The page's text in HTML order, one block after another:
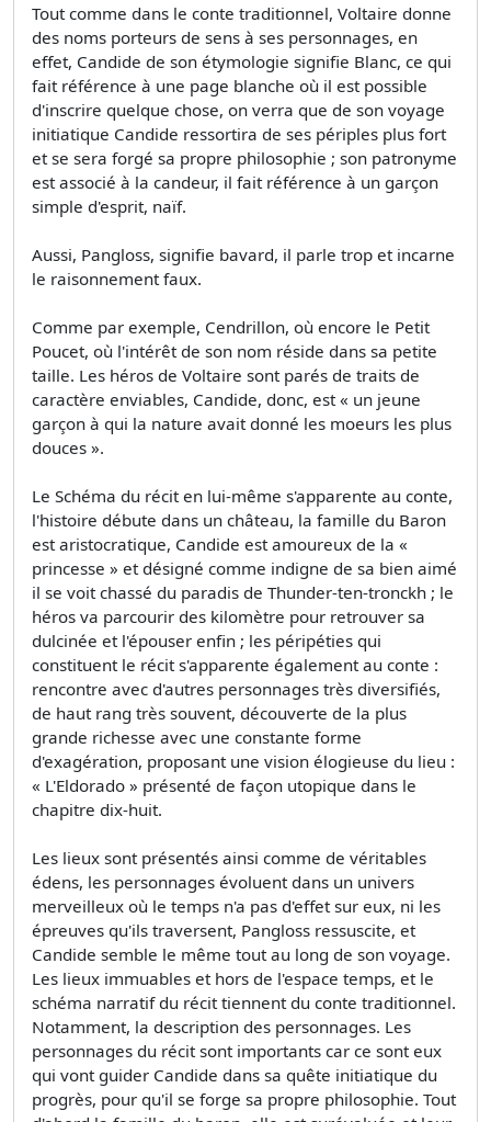
Tout comme dans le conte traditionnel, Voltaire donne
des noms porteurs de sens à ses personnages, en
effet, Candide de son étymologie signifie Blanc, ce qui
fait référence à une page blanche où il est possible
d'inscrire quelque chose, on verra que de son voyage
initiatique Candide ressortira de ses périples plus fort
et se sera forgé sa propre philosophie ; son patronyme
est associé à la candeur, il fait référence à un garçon
simple d'esprit, naïf.
Aussi, Pangloss, signifie bavard, il parle trop et incarne
le raisonnement faux.
Comme par exemple, Cendrillon, où encore le Petit
Poucet, où l'intérêt de son nom réside dans sa petite
taille. Les héros de Voltaire sont parés de traits de
caractère enviables, Candide, donc, est « un jeune
garçon à qui la nature avait donné les moeurs les plus
douces ».
Le Schéma du récit en lui-même s'apparente au conte,
l'histoire débute dans un château, la famille du Baron
est aristocratique, Candide est amoureux de la «
princesse » et désigné comme indigne de sa bien aimé
il se voit chassé du paradis de Thunder-ten-tronckh ; le
héros va parcourir des kilomètre pour retrouver sa
dulcinée et l'épouser enfin ; les péripéties qui
constituent le récit s'apparente également au conte :
rencontre avec d'autres personnages très diversifiés,
de haut rang très souvent, découverte de la plus
grande richesse avec une constante forme
d'exagération, proposant une vision élogieuse du lieu :
« L'Eldorado » présenté de façon utopique dans le
chapitre dix-huit.
Les lieux sont présentés ainsi comme de véritables
édens, les personnages évoluent dans un univers
merveilleux où le temps n'a pas d'effet sur eux, ni les
épreuves qu'ils traversent, Pangloss ressuscite, et
Candide semble le même tout au long de son voyage.
Les lieux immuables et hors de l'espace temps, et le
schéma narratif du récit tiennent du conte traditionnel.
Notamment, la description des personnages. Les
personnages du récit sont importants car ce sont eux
qui vont guider Candide dans sa quête initiatique du
progrès, pour qu'il se forge sa propre philosophie. Tout